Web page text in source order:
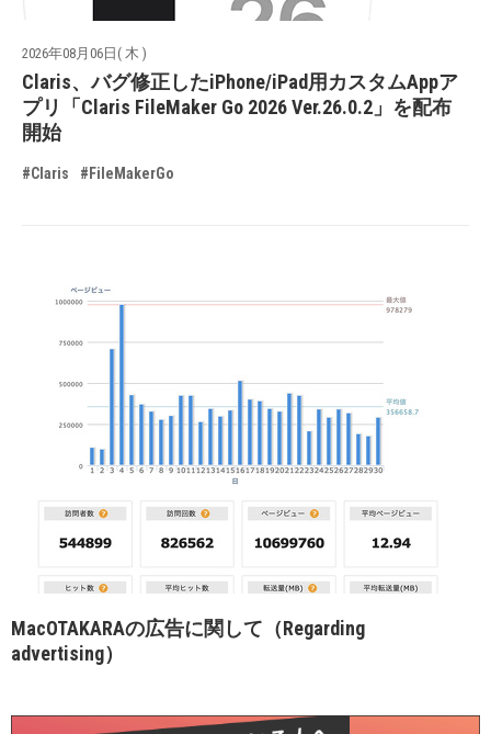
2026年08月06日( 木 )
Claris、バグ修正したiPhone/iPad用カスタムAppア
プリ「Claris FileMaker Go 2026 Ver.26.0.2」を配布
開始
#Claris #FileMakerGo
MacOTAKARAの広告に関して（Regarding
advertising）